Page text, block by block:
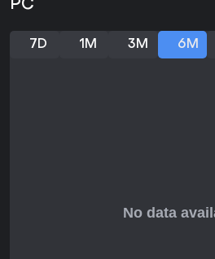
PC
7D 1M 3M 6M